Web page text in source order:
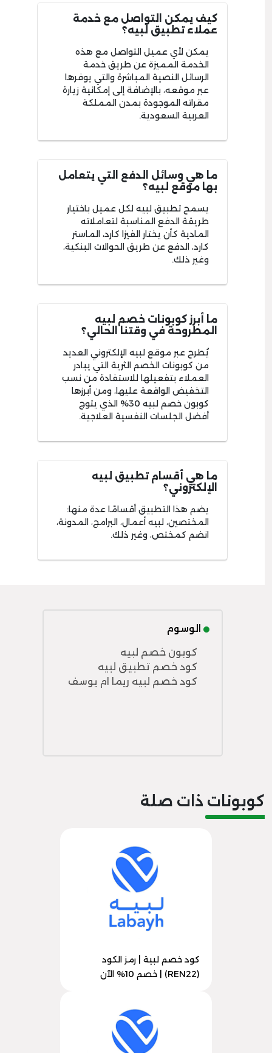
كيف يمكن التواصل مع خدمة
عملاء تطبيق لبيه؟
يمكن لأي عميل التواصل مع هذه
الخدمة المميزة عن طريق خدمة
الرسائل النصية المباشرة والتي يوفرها
عبر موقعه، بالإضافة إلى إمكانية زيارة
مقراته الموجودة بمدن المملكة
العربية السعودية.
ما هي وسائل الدفع التي يتعامل
بها موقع لبيه؟
يسمح تطبيق لبيه لكل عميل باختيار
طريقة الدفع المناسبة لتعاملاته
المادية كأن يختار الفيزا كارد، الماستر
كارد، الدفع عن طريق الحوالات البنكية،
وغير ذلك.
ما أبرز كوبونات خصم لبيه
المطروحة في وقتنا الحالي؟
يُطرح عبر موقع لبيه الإلكتروني العديد
من كوبونات الخصم الثرية التي يبادر
العملاء بتفعيلها للاستفادة من نسب
التخفيض الواقعة عليها، ومن أبرزها
كوبون خصم لبيه 30% الذي يتوج
أفضل الجلسات النفسية العلاجية.
ما هي أقسام تطبيق لبيه
الإلكتروني؟
يضم هذا التطبيق أقسامًا عدة منها:
المختصين، لبيه أعمال، البرامج، المدونة،
انضم كمختص، وغير ذلك.
الوسوم
كوبون خصم لبيه
كود خصم تطبيق لبيه
كود خصم لبيه ريما ام يوسف
كوبونات ذات صلة
كود خصم لبية | رمز الكود
(REN22) | خصم 10% الآن